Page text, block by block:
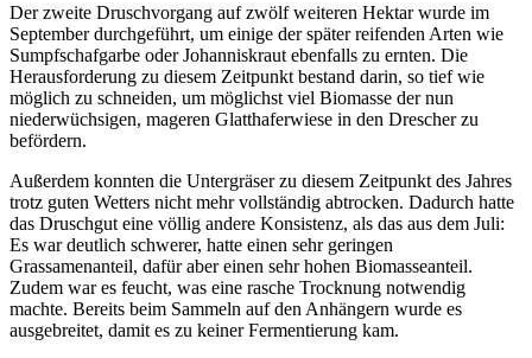
Der zweite Druschvorgang auf zwölf weiteren Hektar wurde im
September durchgeführt, um einige der später reifenden Arten wie
Sumpfschafgarbe oder Johanniskraut ebenfalls zu ernten. Die
Herausforderung zu diesem Zeitpunkt bestand darin, so tief wie
möglich zu schneiden, um möglichst viel Biomasse der nun
niederwüchsigen, mageren Glatthaferwiese in den Drescher zu
befördern.
Außerdem konnten die Untergräser zu diesem Zeitpunkt des Jahres
trotz guten Wetters nicht mehr vollständig abtrocken. Dadurch hatte
das Druschgut eine völlig andere Konsistenz, als das aus dem Juli:
Es war deutlich schwerer, hatte einen sehr geringen
Grassamenanteil, dafür aber einen sehr hohen Biomasseanteil.
Zudem war es feucht, was eine rasche Trocknung notwendig
machte. Bereits beim Sammeln auf den Anhängern wurde es
ausgebreitet, damit es zu keiner Fermentierung kam.